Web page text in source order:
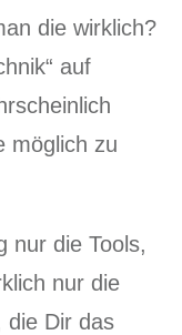
die wirklich?
auf
möglich zu
nur die Tools,
nur die
die Dir das